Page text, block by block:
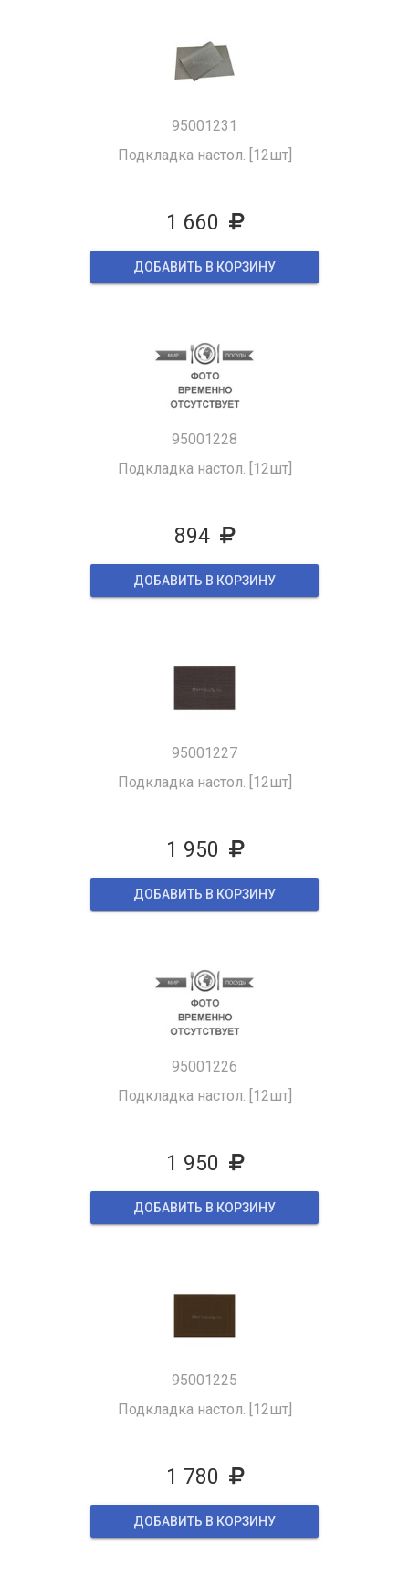
95001231
Подкладка настол. [12шт]
1 660
ДОБАВИТЬ В КОРЗИНУ
95001228
Подкладка настол. [12шт]
894
ДОБАВИТЬ В КОРЗИНУ
95001227
Подкладка настол. [12шт]
1 950
ДОБАВИТЬ В КОРЗИНУ
95001226
Подкладка настол. [12шт]
1 950
ДОБАВИТЬ В КОРЗИНУ
95001225
Подкладка настол. [12шт]
1 780
ДОБАВИТЬ В КОРЗИНУ